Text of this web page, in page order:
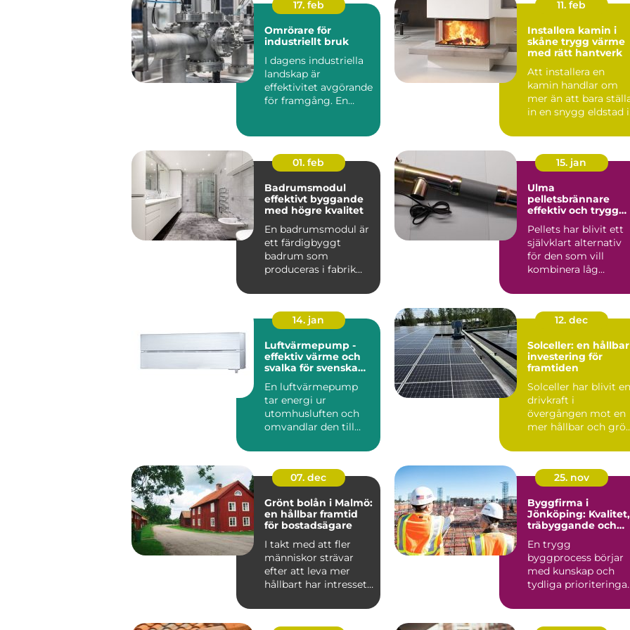
17. feb
Omrörare för
industriellt bruk
I dagens industriella
landskap är
effektivitet avgörande
för framgång. En
11. feb
Installera kamin i
skåne trygg värme
med rätt hantverk
Att installera en
kamin handlar om
mer än att bara
in en snygg eldstad i
vä...
01. feb
Badrumsmodul
effektivt byggande
med högre kvalitet
En badrumsmodul är
ett färdigbyggt
badrum som
produceras i fabrik
komplett till byggar...
15. jan
Ulma
pelletsbrännare
effektiv och trygg
Pellets har blivit ett
självklart alternativ
för den som vill
kombinera låg
d med ...
14. jan
Luftvärmepump -
effektiv värme och
svalka för svenska
En luftvärmepump
tar energi ur
utomhusluften och
omvandlar den till
inomh...
12. dec
Solceller: en hållbar
investering för
framtiden
Solceller har blivit en
drivkraft i
övergången mot en
mer hållbar och
07. dec
Grönt bolån i Malmö:
en hållbar framtid
för bostadsägare
I takt med att fler
människor strävar
efter att leva mer
hållbart har intresset
25. nov
Byggfirma i
Jönköping: Kvalitet,
träbyggande och
En trygg
byggprocess börjar
med kunskap och
tydliga